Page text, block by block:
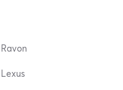
Ravon
Lexus